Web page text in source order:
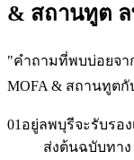
& สถานทูต
"คำถามที่พบบ่อยจา
MOFA & สถานทูตกั
01 อยู่ลพบุรีจะรับรอง
ส่งต้นฉบับทาง